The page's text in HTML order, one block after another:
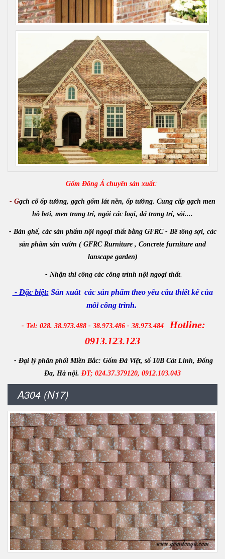
Gốm Đông Á chuyên sản xuất:
- Gạch cổ ốp tường, gạch gốm lát nền, ốp tường. Cung cấp gạch men
hồ bơi, men trang trí, ngói các loại, đá trang trí, sỏi....
- Bàn ghế, các sản phẩm nội ngoại thất bằng GFRC - Bê tông sợi, các
sản phẩm sân vườn ( GFRC Rurniture , Concrete furniture and
lanscape garden)
- Nhận thi công các công trình nội ngoại thất.
- Đặc biệt: Sản xuất các sản phẩm theo yêu cầu thiết kế của
mỗi công trình.
- Tel: 028. 38.973.488 - 38.973.486 - 38.973.484
Hotline:
0913.123.123
- Đại lý phân phối Miền Bắc: Gốm Đá Việt, số 10B Cát Linh, Đống
Đa, Hà nội. ĐT; 024.37.379120, 0912.103.043
A304 (N17)